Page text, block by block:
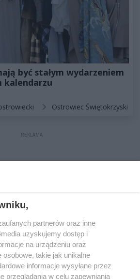
być stałym wydarzeniem
kalendarzu
Ostrowiec Świętokrzyski
REKLAMA
partnerów oraz inne
uzyskujemy dostęp i
na urządzeniu oraz
osobowe, takie jak unikalne
informacje wysyłane przez
przeglądania w celu zapewniania